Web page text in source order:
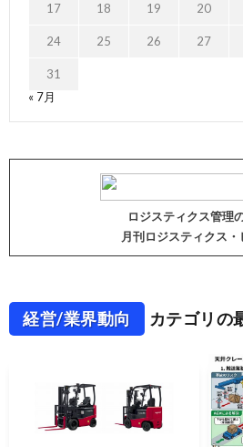
17 18 19 20
24 25 26 27
31
« 7月
ロジスティクス管理
月刊ロジスティクス・
経営/業界動向 カテゴリの